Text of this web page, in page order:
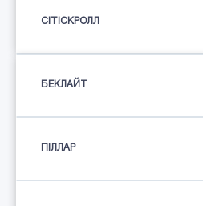
СІТІСКРОЛЛ
БЕКЛАЙТ
ПIЛЛАР